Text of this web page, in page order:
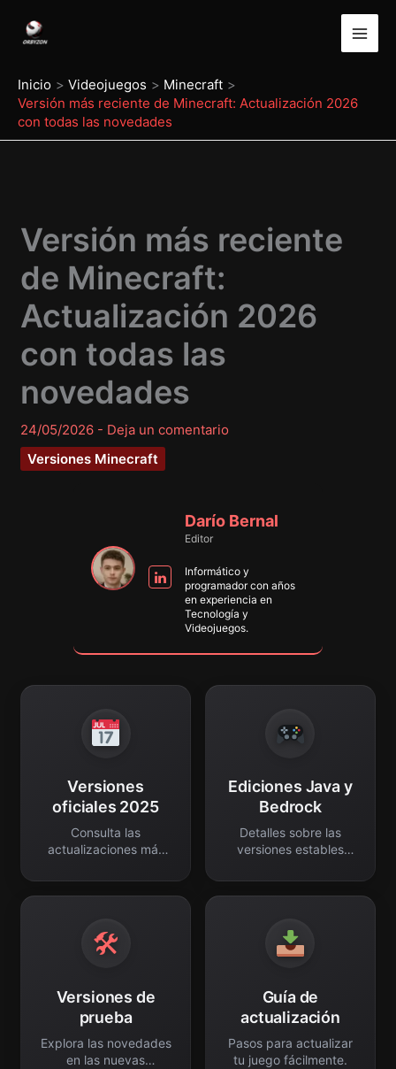
Inicio
Videojuegos
Minecraft
Versión más reciente de Minecraft: Actualización 2026
con todas las novedades
Versión más reciente
de Minecraft:
Actualización 2026
con todas las
novedades
24/05/2026 - Deja un comentario
Versiones Minecraft
Darío Bernal
Editor
Informático y
programador con años
en experiencia en
Tecnología y
Videojuegos.
Versiones
oficiales 2025
Consulta las
actualizaciones más
Ediciones Java y
Bedrock
Detalles sobre las
versiones estables
🛠
Versiones de
prueba
Explora las novedades
en las nuevas
Guía de
actualización
Pasos para actualizar
tu juego fácilmente.